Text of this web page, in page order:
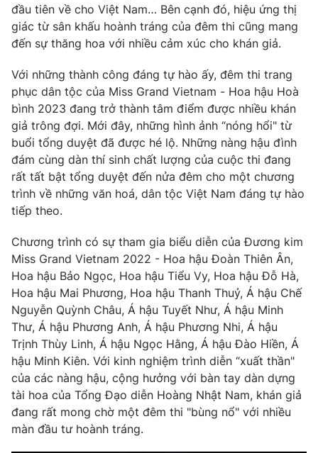
Thị trường
Tư vấn
Lịch phát sóng
Emagazine Podcast
Photo Infographic
Video Shorts video
VTV Money
VTV Sức khoẻ Bất động sản
Thị trường 24h Tấm lòng Việt
VTV4 Vươn mình bằng AI
VTV9 VTV8
Liên hệ tòa soạn English
đầu tiên về cho Việt Nam… Bên cạnh đó, hiệu ứng thị
giác từ sân khấu hoành tráng của đêm thi cũng mang
đến sự thăng hoa với nhiều cảm xúc cho khán giả.
Với những thành công đáng tự hào ấy, đêm thi trang
phục dân tộc của Miss Grand Vietnam - Hoa hậu Hoà
bình 2023 đang trở thành tâm điểm được nhiều khán
giả trông đợi. Mới đây, những hình ảnh “nóng hổi" từ
buổi tổng duyệt đã được hé lộ. Những nàng hậu đình
đám cùng dàn thí sinh chất lượng của cuộc thi đang
rất tất bật tổng duyệt đến nửa đêm cho một chương
trình về những văn hoá, dân tộc Việt Nam đáng tự hào
tiếp theo.
Chương trình có sự tham gia biểu diễn của Đương kim
Miss Grand Vietnam 2022 - Hoa hậu Đoàn Thiên Ân,
Hoa hậu Bảo Ngọc, Hoa hậu Tiểu Vy, Hoa hậu Đỗ Hà,
Hoa hậu Mai Phương, Hoa hậu Thanh Thuỷ, Á hậu Chế
Nguyễn Quỳnh Châu, Á hậu Tuyết Như, Á hậu Minh
Thư, Á hậu Phương Anh, Á hậu Phương Nhi, Á hậu
Trịnh Thùy Linh, Á hậu Ngọc Hằng, Á hậu Đào Hiền, Á
hậu Minh Kiên. Với kinh nghiệm trình diễn “xuất thần"
của các nàng hậu, cộng hưởng với bàn tay dàn dựng
tài hoa của Tổng Đạo diễn Hoàng Nhật Nam, khán giả
đang rất mong chờ một đêm thi "bùng nổ" với nhiều
màn đầu tư hoành tráng.